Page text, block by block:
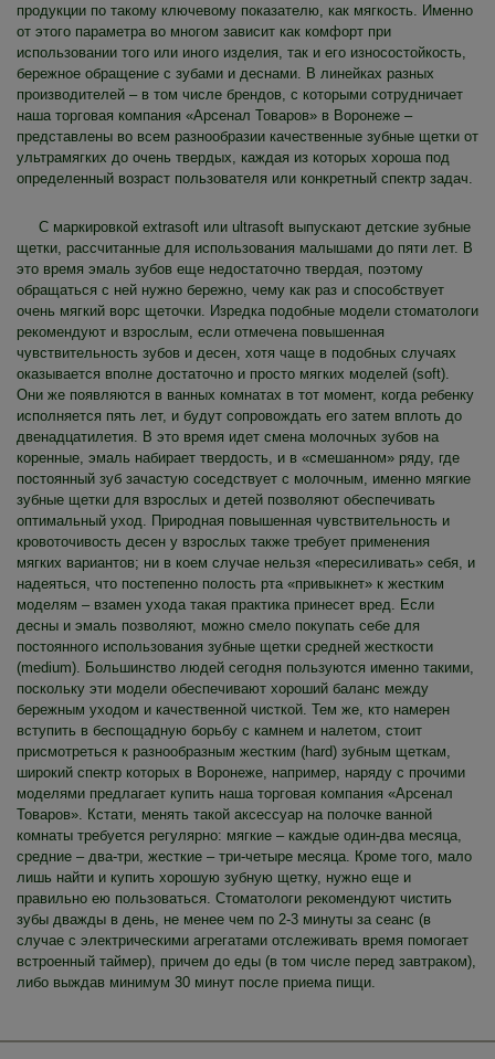
продукции по такому ключевому показателю, как мягкость. Именно
от этого параметра во многом зависит как комфорт при
использовании того или иного изделия, так и его износостойкость,
бережное обращение с зубами и деснами. В линейках разных
производителей – в том числе брендов, с которыми сотрудничает
наша торговая компания «Арсенал Товаров» в Воронеже –
представлены во всем разнообразии качественные зубные щетки от
ультрамягких до очень твердых, каждая из которых хороша под
определенный возраст пользователя или конкретный спектр задач.
С маркировкой extrasoft или ultrasoft выпускают детские зубные
щетки, рассчитанные для использования малышами до пяти лет. В
это время эмаль зубов еще недостаточно твердая, поэтому
обращаться с ней нужно бережно, чему как раз и способствует
очень мягкий ворс щеточки. Изредка подобные модели стоматологи
рекомендуют и взрослым, если отмечена повышенная
чувствительность зубов и десен, хотя чаще в подобных случаях
оказывается вполне достаточно и просто мягких моделей (soft).
Они же появляются в ванных комнатах в тот момент, когда ребенку
исполняется пять лет, и будут сопровождать его затем вплоть до
двенадцатилетия. В это время идет смена молочных зубов на
коренные, эмаль набирает твердость, и в «смешанном» ряду, где
постоянный зуб зачастую соседствует с молочным, именно мягкие
зубные щетки для взрослых и детей позволяют обеспечивать
оптимальный уход. Природная повышенная чувствительность и
кровоточивость десен у взрослых также требует применения
мягких вариантов; ни в коем случае нельзя «пересиливать» себя, и
надеяться, что постепенно полость рта «привыкнет» к жестким
моделям – взамен ухода такая практика принесет вред. Если
десны и эмаль позволяют, можно смело покупать себе для
постоянного использования зубные щетки средней жесткости
(medium). Большинство людей сегодня пользуются именно такими,
поскольку эти модели обеспечивают хороший баланс между
бережным уходом и качественной чисткой. Тем же, кто намерен
вступить в беспощадную борьбу с камнем и налетом, стоит
присмотреться к разнообразным жестким (hard) зубным щеткам,
широкий спектр которых в Воронеже, например, наряду с прочими
моделями предлагает купить наша торговая компания «Арсенал
Товаров». Кстати, менять такой аксессуар на полочке ванной
комнаты требуется регулярно: мягкие – каждые один-два месяца,
средние – два-три, жесткие – три-четыре месяца. Кроме того, мало
лишь найти и купить хорошую зубную щетку, нужно еще и
правильно ею пользоваться. Стоматологи рекомендуют чистить
зубы дважды в день, не менее чем по 2-3 минуты за сеанс (в
случае с электрическими агрегатами отслеживать время помогает
встроенный таймер), причем до еды (в том числе перед завтраком),
либо выждав минимум 30 минут после приема пищи.